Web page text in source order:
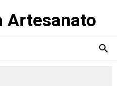
Artesanato